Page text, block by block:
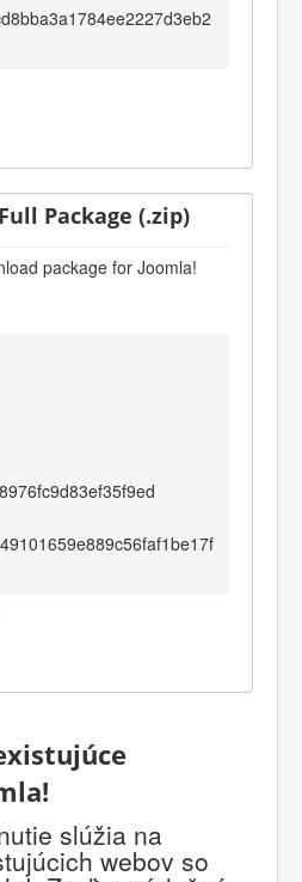
Package (.zip)
package for Joomla!
slúžia na
webov so